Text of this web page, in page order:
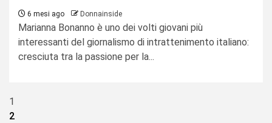
6 mesi ago Donnainside
Marianna Bonanno è uno dei volti giovani più
interessanti del giornalismo di intrattenimento italiano:
cresciuta tra la passione per la...
Paginazione
1
2